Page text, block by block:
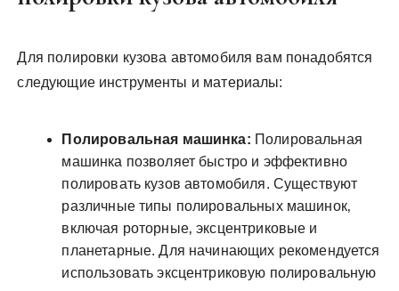
Для полировки кузова автомобиля вам понадобятся
следующие инструменты и материалы:
Полировальная машинка: Полировальная
машинка позволяет быстро и эффективно
полировать кузов автомобиля. Существуют
различные типы полировальных машинок‚
включая роторные‚ эксцентриковые и
планетарные. Для начинающих рекомендуется
использовать эксцентриковую полировальную